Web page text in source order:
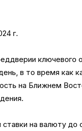
г.
ключевого
в то время как
на Ближнем
на валюту до